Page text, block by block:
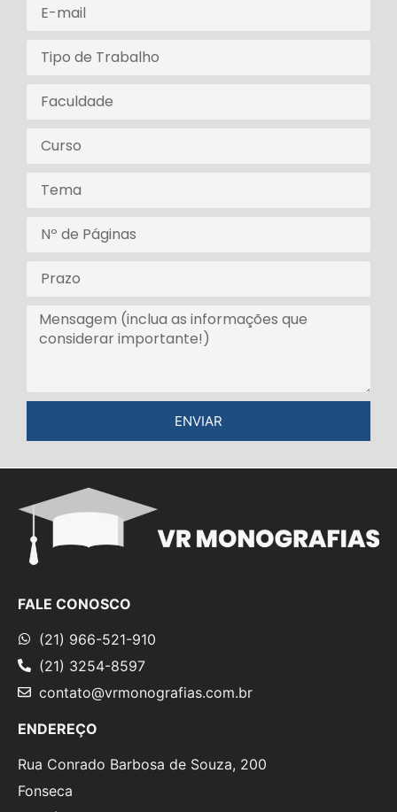
ENVIAR
FALE CONOSCO
(21) 966-521-910
(21) 3254-8597
contato@vrmonografias.com.br
ENDEREÇO
Rua Conrado Barbosa de Souza, 200
Fonseca